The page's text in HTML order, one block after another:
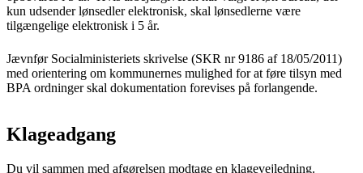
kun udsender lønsedler elektronisk, skal lønsedlerne være
tilgængelige elektronisk i 5 år.
Jævnfør Socialministeriets skrivelse (SKR nr 9186 af 18/05/2011)
med orientering om kommunernes mulighed for at føre tilsyn med
BPA ordninger skal dokumentation forevises på forlangende.
Klageadgang
Du vil sammen med afgørelsen modtage en klagevejledning.